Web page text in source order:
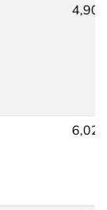
4,90
6,02